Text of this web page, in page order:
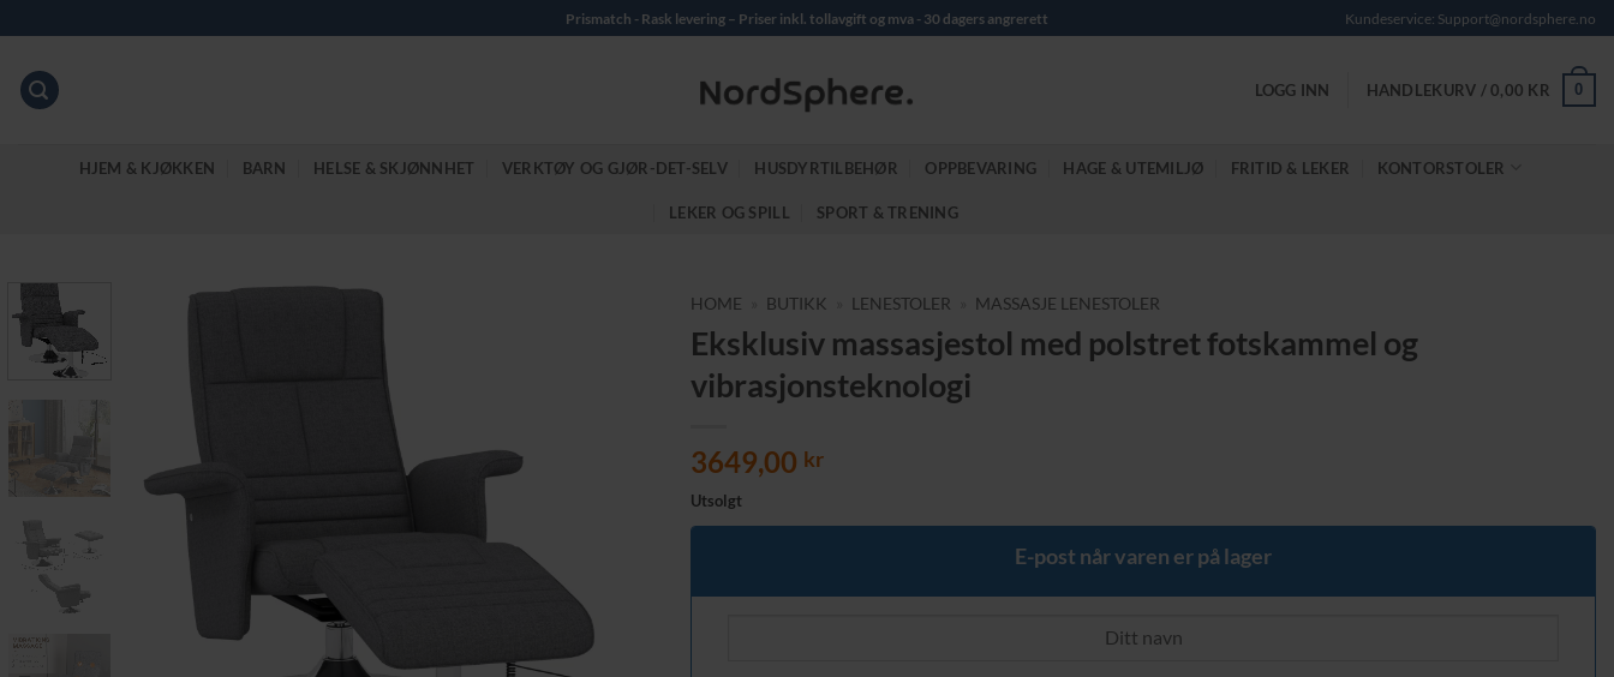
to
content
Prismatch - Rask levering – Priser inkl. tollavgift og mva - 30 dagers angrerett Kundeservice: Support@nordsphere.no
LOGG INN HANDLEKURV /0,00 KR 0
HJEM & KJØKKEN BARN HELSE & SKJØNNHET VERKTØY OG GJØR-DET-SELV HUSDYRTILBEHØR OPPBEVARING HAGE & UTEMILJØ FRITID & LEKER KONTORSTOLER
LEKER OG SPILL SPORT & TRENING
HOME BUTIKK LENESTOLER MASSASJE LENESTOLER
Eksklusiv massasjestol med polstret fotskammel og
vibrasjonsteknologi
3649,00 kr
Utsolgt
E-post når varen er på lager